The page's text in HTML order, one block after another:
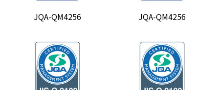
JQA-QM4256 JQA-QM4256